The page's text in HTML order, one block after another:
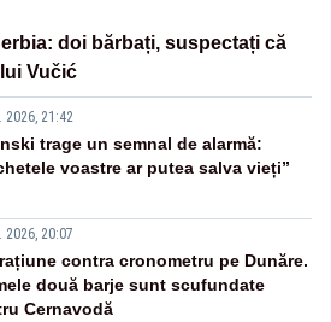
doi bărbați, suspectați că
Vučić
2026, 21:42
trage un semnal de alarmă:
voastre ar putea salva vieți”
2026, 20:07
contra cronometru pe Dunăre.
două barje sunt scufundate
Cernavodă